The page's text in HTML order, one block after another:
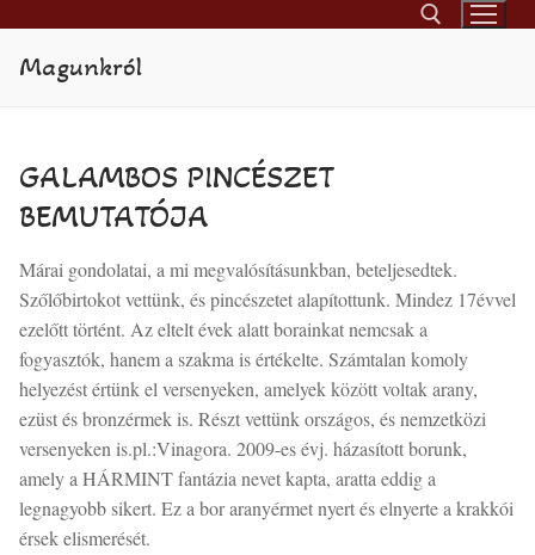
tartalomra
Magunkról
GALAMBOS PINCÉSZET
BEMUTATÓJA
Márai gondolatai, a mi megvalósításunkban, beteljesedtek.
Szőlőbirtokot vettünk, és pincészetet alapítottunk. Mindez 17évvel
ezelőtt történt. Az eltelt évek alatt borainkat nemcsak a
fogyasztók, hanem a szakma is értékelte. Számtalan komoly
helyezést értünk el versenyeken, amelyek között voltak arany,
ezüst és bronzérmek is. Részt vettünk országos, és nemzetközi
versenyeken is.pl.:Vinagora. 2009-es évj. házasított borunk,
amely a HÁRMINT fantázia nevet kapta, aratta eddig a
legnagyobb sikert. Ez a bor aranyérmet nyert és elnyerte a krakkói
érsek elismerését.